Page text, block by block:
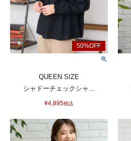
QUEEN SIZE
シャドーチェックシャ...
¥4,895税込